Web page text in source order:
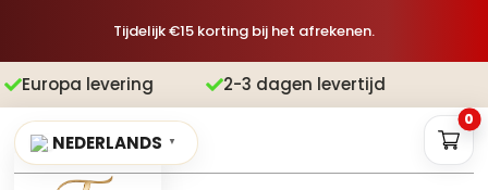
Tijdelijk €15 korting bij het afrekenen.
2-3 dagen levertijd
NEDERLANDS ▼
0